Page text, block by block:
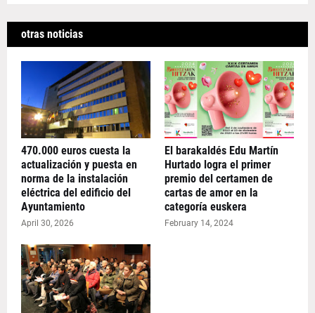
otras noticias
470.000 euros cuesta la
actualización y puesta en
norma de la instalación
eléctrica del edificio del
Ayuntamiento
April 30, 2026
El barakaldés Edu Martín
Hurtado logra el primer
premio del certamen de
cartas de amor en la
categoría euskera
February 14, 2024